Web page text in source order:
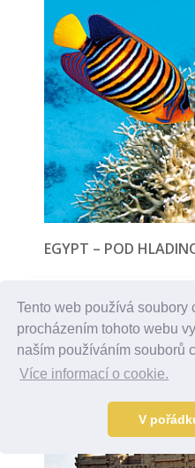
Tento web používá soubory
procházením tohoto webu
naším používáním souborů
Více informací o cookie.
V
EGYPT – POD